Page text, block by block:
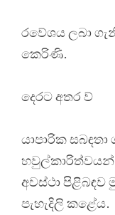
රවේශය ලබා
කෙරිණි.
දෙරට අතර ව්
යාපාරික
හවුල්කාරිත්වයන්
අවස්ථා පිළිබඳව
පැහැදිලි කළේය.